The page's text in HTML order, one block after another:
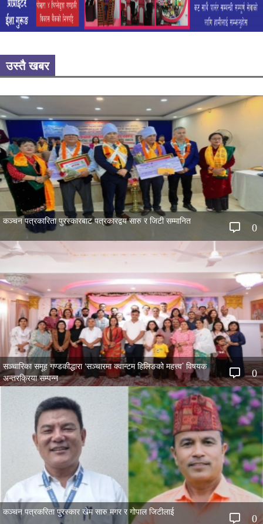
उस्तै खबर
0
कञ्चन पत्रकारिता पुरस्कारबाट पत्रकारद्वय सारु र जिटी सम्मानित
0
सञ्चारिका समूह गण्डकीद्धारा ‘सञ्चारमा क्वान्टम हिलिङको महत्त्व’ विषयक
अन्तरक्रिया सम्पन्न
0
कञ्चन पत्रकरिता पुरस्कार खेम सारु मगर र गोपाल जिटीलाई